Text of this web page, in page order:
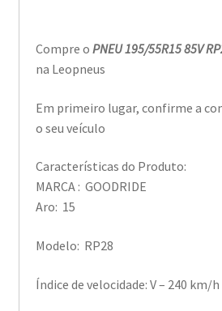
Compre o PNEU 195/55R15 85V
na Leopneus
Em primeiro lugar, confirme a
o seu veículo
Características do Produto:
MARCA : GOODRIDE
Aro: 15
Modelo: RP28
Índice de velocidade: V – 240 km/h